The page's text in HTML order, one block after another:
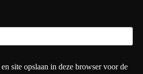
site opslaan in deze browser voor de